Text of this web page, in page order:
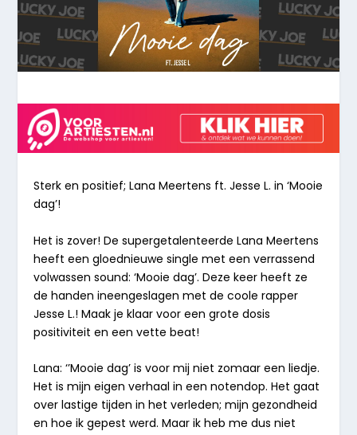
Sterk en positief; Lana Meertens ft. Jesse L. in‘Mooie
dag’!
Het is zover! De supergetalenteerde Lana Meertens
heeft een gloednieuwe single met een verrassend
volwassen sound: ‘Mooie dag’. Deze keer heeft ze
de handen ineengeslagen met de coole rapper
Jesse L.! Maak je klaar voor een grote dosis
positiviteit en een vette beat!
Lana: ‘’Mooie dag’ is voor mij niet zomaar een liedje.
Het is mijn eigen verhaal in een notendop. Het gaat
over lastige tijden in het verleden; mijn gezondheid
en hoe ik gepest werd. Maar ik heb me dus niet